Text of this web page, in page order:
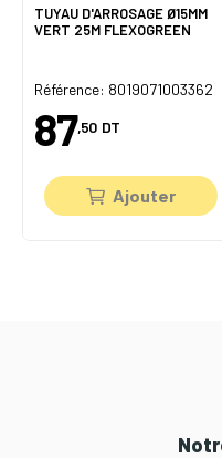
TUYAU D'ARROSAGE Ø15MM
VERT 25M FLEXOGREEN
Référence: 8019071003362
87,50 DT
Ajouter